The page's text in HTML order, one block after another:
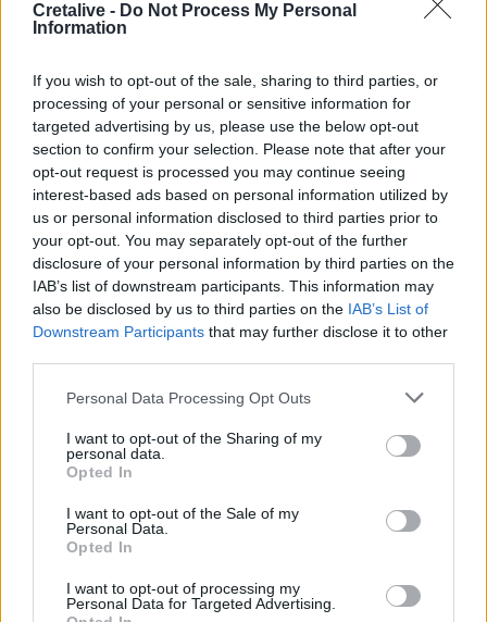
Cretalive - Do Not Process My Personal
Information
If you wish to opt-out of the sale, sharing to third parties, or
processing of your personal or sensitive information for
targeted advertising by us, please use the below opt-out
section to confirm your selection. Please note that after your
opt-out request is processed you may continue seeing
interest-based ads based on personal information utilized by
us or personal information disclosed to third parties prior to
your opt-out. You may separately opt-out of the further
disclosure of your personal information by third parties on the
IAB’s list of downstream participants. This information may
also be disclosed by us to third parties on the IAB’s List of
Downstream Participants that may further disclose it to other
Personal Data Processing Opt Outs
I want to opt-out of the Sharing of my
personal data.
Opted In
I want to opt-out of the Sale of my
Personal Data.
Opted In
I want to opt-out of processing my
Personal Data for Targeted Advertising.
19:59
από την πλατεία 18 Άγγλων
19:48
Εξαρθρώθηκε ομάδα που διακινούσε ναρκωτικά στην
Αθήνα και στην περιοχή της Πανεπιστημιούπολης
Ζωγράφου
19:33
Στέγνωσαν οι βρύσες σε Μαραθίτη και Βασιλειές
ΠΕΡΙΣΣΟΤΕΡΑ
ΣΧΕΤΙΚA AΡΘΡΑ
Στα ύψη το Σάββατο (08/08) ο υδράργυρος: Σε ποια
υδράργυρος: Σε ποια περιοχή το
θερμόμετρο έδειξε 39,5